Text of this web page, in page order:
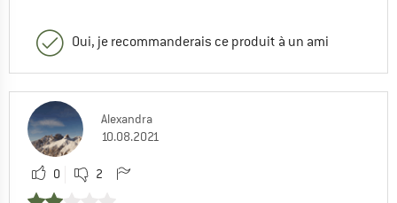
Oui, je recommanderais ce produit à un ami
Alexandra
10.08.2021
0 2